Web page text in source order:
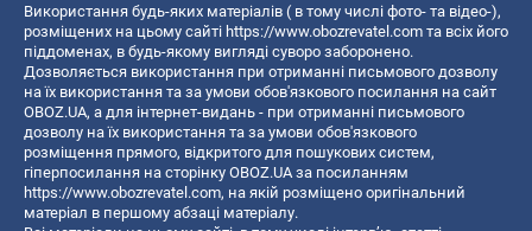
Використання будь-яких матеріалів ( в тому числі фото- та відео-),
розміщених на цьому сайті https://www.obozrevatel.com та всіх його
піддоменах, в будь-якому вигляді суворо заборонено.
Дозволяється використання при отриманні письмового дозволу
на їх використання та за умови обов'язкового посилання на сайт
OBOZ.UA, а для інтернет-видань - при отриманні письмового
дозволу на їх використання та за умови обов'язкового
розміщення прямого, відкритого для пошукових систем,
гіперпосилання на сторінку OBOZ.UA за посиланням
https://www.obozrevatel.com, на якій розміщено оригінальний
матеріал в першому абзаці матеріалу.